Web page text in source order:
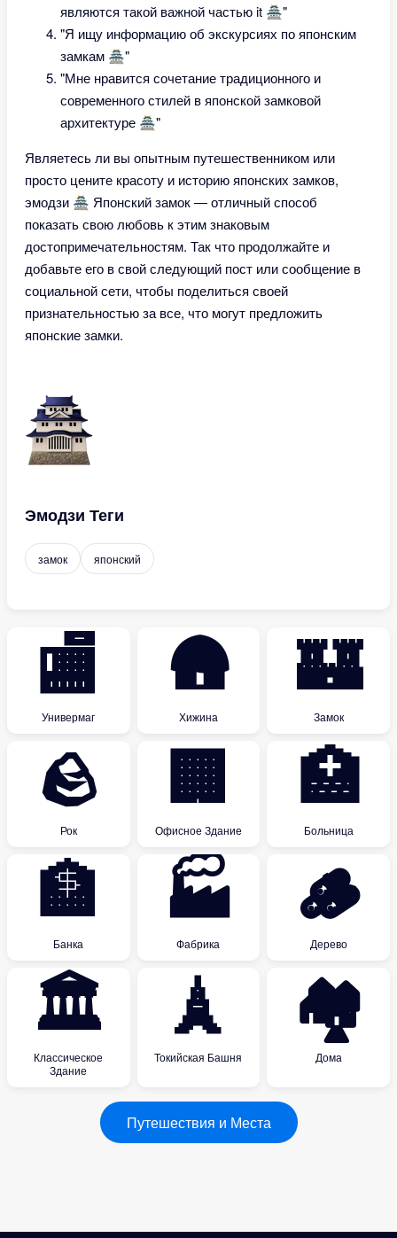
являются такой важной частью it 🏯"
"Я ищу информацию об экскурсиях по японским
замкам 🏯"
"Мне нравится сочетание традиционного и
современного стилей в японской замковой
архитектуре 🏯"
Являетесь ли вы опытным путешественником или
просто цените красоту и историю японских замков,
эмодзи 🏯 Японский замок — отличный способ
показать свою любовь к этим знаковым
достопримечательностям. Так что продолжайте и
добавьте его в свой следующий пост или сообщение в
социальной сети, чтобы поделиться своей
признательностью за все, что могут предложить
японские замки.
Эмодзи Теги
замок японский
🏬
Универмаг
🛖
Хижина
🏰
Замок
🪨
Рок
🏢
Офисное Здание
🏥
Больница
🏦
Банка
🏭
Фабрика
🪵
Дерево
🏛
Классическое
Здание
🗼
Токийская Башня
🏘
Дома
Путешествия и Места